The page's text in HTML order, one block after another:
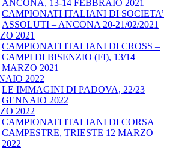
ANCONA, 13-14 FEBBRAIO 2021
CAMPIONATI ITALIANI DI SOCIETA’
ASSOLUTI – ANCONA 20-21/02/2021
2021
CAMPIONATI ITALIANI DI CROSS –
CAMPI DI BISENZIO (FI), 13/14
MARZO 2021
2022
LE IMMAGINI DI PADOVA, 22/23
GENNAIO 2022
2022
CAMPIONATI ITALIANI DI CORSA
CAMPESTRE, TRIESTE 12 MARZO
2022